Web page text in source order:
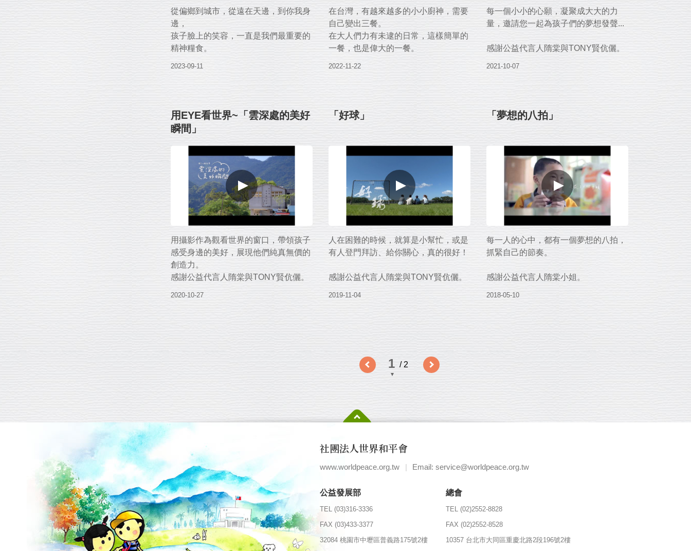
誠摯地邀請您捐助支持世界和平會-
「搶救受飢兒」貧弱家庭兒童愛心早餐
與營養食品服務：
https://reurl.cc/eMqp4W
碇國小全體師生》與施展奇幻力量的小
小魔術師們。
https://reurl.cc/eMqp4W
※特別感謝《2025 年度代言人：隋棠
&Tony》、《輝要有機菜園》與認真揮
灑汗水耕作的可愛孩子們。
特別感謝《2024 年度代言人：隋棠
&Tony》、《媽媽的手 詞曲/演唱：沐
妮悠．編曲/製作人：黃培育．好有感
覺音樂》、《臺北市私立慧光幼兒園》
與熱心協助的溫暖媽媽與可愛孩子們。
從偏鄉到城市，從遠在天邊，到你我身
邊，
孩子臉上的笑容，一直是我們最重要的
精神糧食。
提供幫助的、需要幫助的，
我們都謝謝你願意站出來，我們誠摯的
邀請您，
孩子的笑容，是全世界最動人的影像，
您的溫暖支持將可讓孩子安心溫飽，感
受生活中的美好。世界和平會邀請您捐
↘https://reurl.cc/1G4KlX
特別感謝《2023 年度代言人：隋棠
&Tony》與《新北市屈尺國民小學與每
一位嶄露笑顏的孩子們》。
2023-09-11
在台灣，有越來越多的小小廚神，需要
自己變出三餐。
在大人們力有未逮的日常，這樣簡單的
一餐，也是偉大的一餐。
2022-11-22
每一個小小的心願，凝聚成大大的力
量，邀請您一起為孩子們的夢想發聲...
感謝公益代言人隋棠與TONY賢伉儷。
2021-10-07
用EYE看世界~「雲深處的美好
瞬間」
用攝影作為觀看世界的窗口，帶領孩子
感受身邊的美好，展現他們純真無價的
創造力。
感謝公益代言人隋棠與TONY賢伉儷。
2020-10-27
「好球」
人在困難的時候，就算是小幫忙，或是
有人登門拜訪、給你關心，真的很好！
感謝公益代言人隋棠與TONY賢伉儷。
2019-11-04
「夢想的八拍」
每一人的心中，都有一個夢想的八拍，
抓緊自己的節奏。
感謝公益代言人隋棠小姐。
2018-05-10
/ 2
社團法人世界和平會
www.worldpeace.org.tw | Email: service@worldpeace.org.tw
公益發展部
TEL (03)316-3336
FAX (03)433-3377
32084 桃園市中壢區普義路175號2樓
總會
TEL (02)2552-8828
FAX (02)2552-8528
10357 台北市大同區重慶北路2段196號2樓